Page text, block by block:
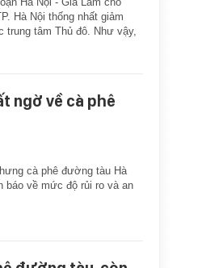
Hà Nội thống nhất giảm
trung tâm Thủ đô. Như vậy,
ngờ về cà phê
cà phê đường tàu Hà
báo về mức độ rủi ro và an